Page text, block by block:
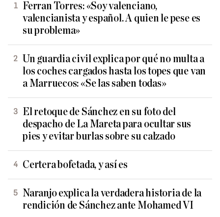
Ferran Torres: «Soy valenciano,
valencianista y español. A quien le pese es
su problema»
Un guardia civil explica por qué no multa a
los coches cargados hasta los topes que van
a Marruecos: «Se las saben todas»
El retoque de Sánchez en su foto del
despacho de La Mareta para ocultar sus
pies y evitar burlas sobre su calzado
Certera bofetada, y así es
Naranjo explica la verdadera historia de la
rendición de Sánchez ante Mohamed VI